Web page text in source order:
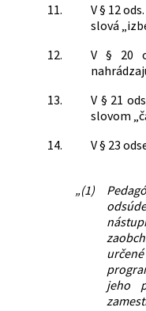
11.
V § 12
slová
12.
V § 20
13.
V § 21
slovom
14.
V § 23
„(1)
jeho